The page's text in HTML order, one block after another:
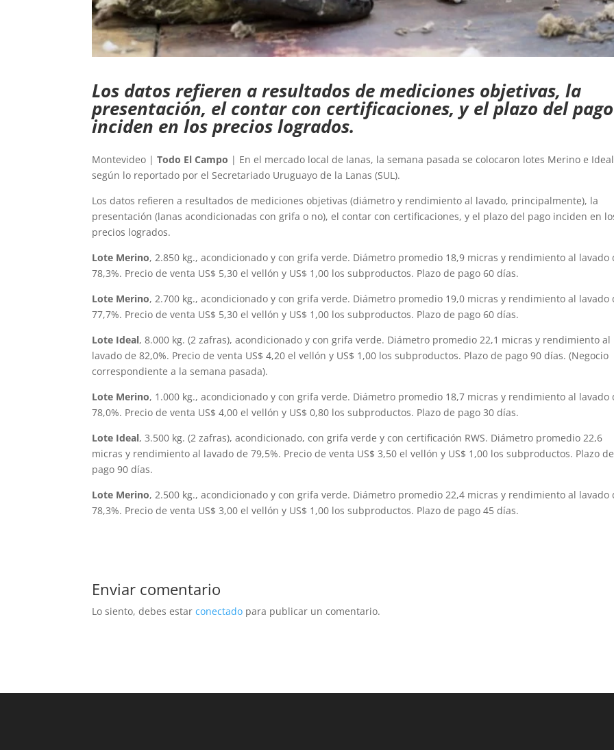
Los datos refieren a resultados de mediciones objetivas, la
presentación, el contar con certificaciones, y el plazo del pago
inciden en los precios logrados.
Montevideo |Todo El Campo | En el mercado local de lanas, la semana pasada se colocaron lotes Merino e
según lo reportado por el Secretariado Uruguayo de la Lanas (SUL).
Los datos refieren a resultados de mediciones objetivas (diámetro y rendimiento al lavado, principalmente), la
presentación (lanas acondicionadas con grifa o no), el contar con certificaciones, y el plazo del pago inciden en
precios logrados.
Lote Merino, 2.850 kg., acondicionado y con grifa verde. Diámetro promedio 18,9 micras y rendimiento al lavado
78,3%. Precio de venta US$ 5,30 el vellón y US$ 1,00 los subproductos. Plazo de pago 60 días.
Lote Merino, 2.700 kg., acondicionado y con grifa verde. Diámetro promedio 19,0 micras y rendimiento al lavado
77,7%. Precio de venta US$ 5,30 el vellón y US$ 1,00 los subproductos. Plazo de pago 60 días.
Lote Ideal, 8.000 kg. (2 zafras), acondicionado y con grifa verde. Diámetro promedio 22,1 micras y rendimiento al
lavado de 82,0%. Precio de venta US$ 4,20 el vellón y US$ 1,00 los subproductos. Plazo de pago 90 días. (Negocio
correspondiente a la semana pasada).
Lote Merino, 1.000 kg., acondicionado y con grifa verde. Diámetro promedio 18,7 micras y rendimiento al lavado
78,0%. Precio de venta US$ 4,00 el vellón y US$ 0,80 los subproductos. Plazo de pago 30 días.
Lote Ideal, 3.500 kg. (2 zafras), acondicionado, con grifa verde y con certificación RWS. Diámetro promedio 22,6
micras y rendimiento al lavado de 79,5%. Precio de venta US$ 3,50 el vellón y US$ 1,00 los subproductos. Plazo de
pago 90 días.
Lote Merino, 2.500 kg., acondicionado y con grifa verde. Diámetro promedio 22,4 micras y rendimiento al lavado
78,3%. Precio de venta US$ 3,00 el vellón y US$ 1,00 los subproductos. Plazo de pago 45 días.
Enviar comentario
Lo siento, debes estarconectado para publicar un comentario.